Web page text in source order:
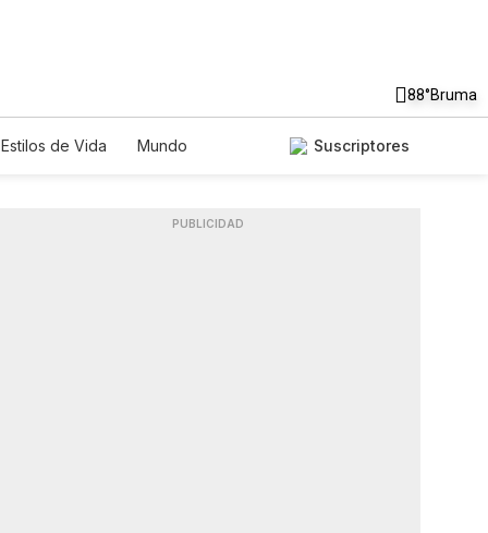
88°Bruma
Estilos de Vida
Mundo
Suscriptores
PUBLICIDAD